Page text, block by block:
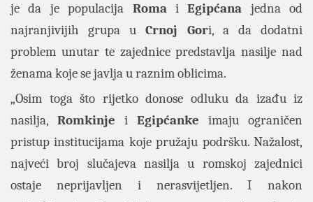
je da je populacija RomaiEgipćana jedna od
najranjivijih grupa u Crnoj Gori, a da dodatni
problem unutar te zajednice predstavlja nasilje nad
ženama koje se javlja u raznim oblicima.
„Osim toga što rijetko donose odluku da izađu iz
nasilja, Romkinje i Egipćanke imaju ograničen
pristup institucijama koje pružaju podršku. Nažalost,
najveći broj slučajeva nasilja u romskoj zajednici
ostaje neprijavljen i nerasvijetljen. I nakon